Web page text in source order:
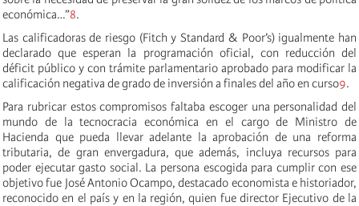
económica…”8.
Las calificadoras de riesgo (Fitch y Standard & Poor’s) igualmente han
declarado que esperan la programación oficial, con reducción del
déficit público y con trámite parlamentario aprobado para modificar la
calificación negativa de grado de inversión a finales del año en curso9.
Para rubricar estos compromisos faltaba escoger una personalidad del
mundo de la tecnocracia económica en el cargo de Ministro de
Hacienda que pueda llevar adelante la aprobación de una reforma
tributaria, de gran envergadura, que además, incluya recursos para
poder ejecutar gasto social. La persona escogida para cumplir con ese
objetivo fue José Antonio Ocampo, destacado economista e historiador,
reconocido en el país y en la región, quien fue director Ejecutivo de la